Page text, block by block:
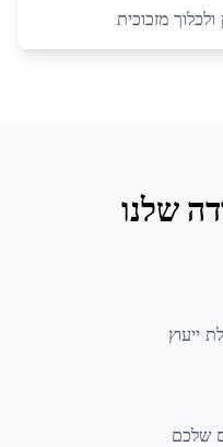
מזכוכית
שלנו
ייעוץ
שלכם